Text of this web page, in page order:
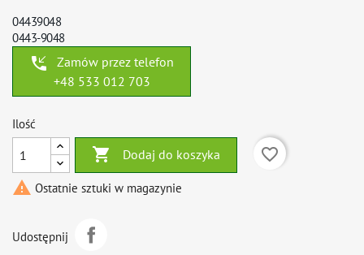
04439048
0443-9048
phone_callback
Zamów przez telefon
+48 533 012 703
Ilość
 Dodaj do koszyka
favorite_border
 Ostatnie sztuki w magazynie
Udostępnij